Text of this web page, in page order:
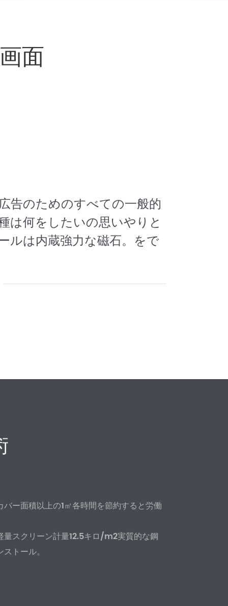
面
告のためのすべての一般的
は何をしたいの思いやりと
ルは内蔵強力な磁石。をで
ー面積以上の1㎡各時間を節約すると労働
量スクリーン計量12.5キロ/m2実質的な鋼
トール。